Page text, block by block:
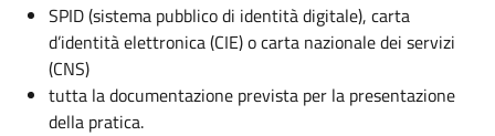
SPID (sistema pubblico di identità digitale), carta
d’identità elettronica (CIE) o carta nazionale dei servizi
(CNS)
tutta la documentazione prevista per la presentazione
della pratica.